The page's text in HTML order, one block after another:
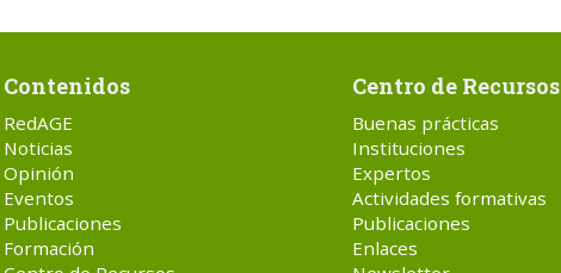
Contenidos
RedAGE
Noticias
Opinión
Eventos
Publicaciones
Formación
Centro de Recursos
Buenas prácticas
Instituciones
Expertos
Actividades formativas
Publicaciones
Enlaces